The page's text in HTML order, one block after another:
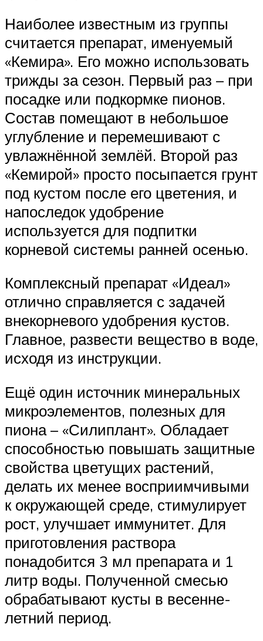
Наиболее известным из группы
считается препарат, именуемый
«Кемира». Его можно использовать
трижды за сезон. Первый раз – при
посадке или подкормке пионов.
Состав помещают в небольшое
углубление и перемешивают с
увлажнённой землёй. Второй раз
«Кемирой» просто посыпается грунт
под кустом после его цветения, и
напоследок удобрение
используется для подпитки
корневой системы ранней осенью.
Комплексный препарат «Идеал»
отлично справляется с задачей
внекорневого удобрения кустов.
Главное, развести вещество в воде,
исходя из инструкции.
Ещё один источник минеральных
микроэлементов, полезных для
пиона – «Силиплант». Обладает
способностью повышать защитные
свойства цветущих растений,
делать их менее восприимчивыми
к окружающей среде, стимулирует
рост, улучшает иммунитет. Для
приготовления раствора
понадобится 3 мл препарата и 1
литр воды. Полученной смесью
обрабатывают кусты в весенне-
летний период.